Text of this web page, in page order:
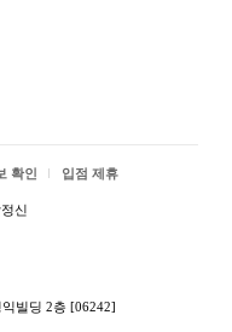
있습니다.
위하여 포장 등을
되어 상품가치가 현
의하여 상품의 가치가
확인 입점 제휴
신
빌딩 2층 [06242]